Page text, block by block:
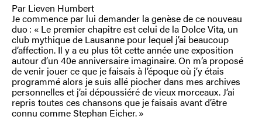
Par Lieven Humbert
Je commence par lui demander la genèse de ce nouveau
duo : « Le premier chapitre est celui de la Dolce Vita, un
club mythique de Lausanne pour lequel j’ai beaucoup
d’affection. Il y a eu plus tôt cette année une exposition
autour d’un 40e anniversaire imaginaire. On m’a proposé
de venir jouer ce que je faisais à l’époque où j’y étais
programmé alors je suis allé piocher dans mes archives
personnelles et j’ai dépoussiéré de vieux morceaux. J’ai
repris toutes ces chansons que je faisais avant d’être
connu comme Stephan Eicher. »